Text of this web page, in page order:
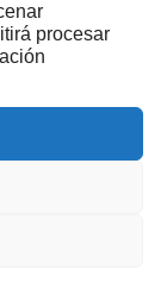
procesar
a estos